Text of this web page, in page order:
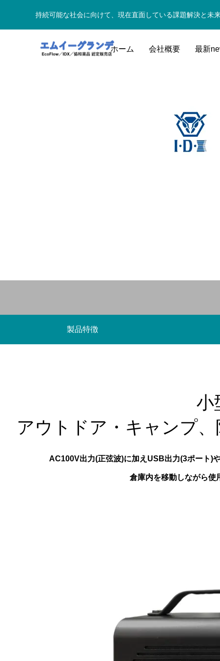
持続可能な社会に向けて、現在直面している課題解決と未
ホーム 会社概要 最新
製品特徴
小
アウトドア・キャンプ
AC100V出力(正弦波)に加えUSB出力(3ポート)
倉庫内を移動しながら使